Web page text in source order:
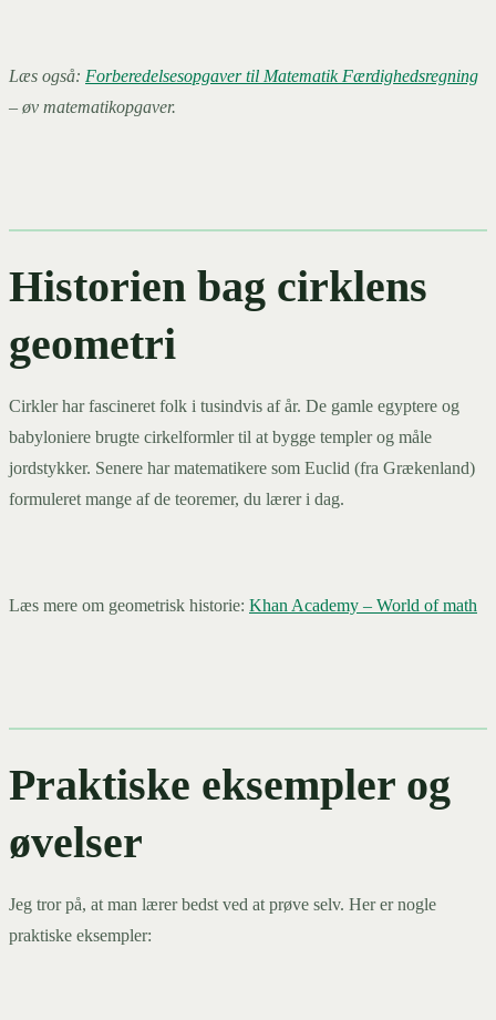
Læs også: Forberedelsesopgaver til Matematik Færdighedsregning
– øv matematikopgaver.
Historien bag cirklens
geometri
Cirkler har fascineret folk i tusindvis af år. De gamle egyptere og
babyloniere brugte cirkelformler til at bygge templer og måle
jordstykker. Senere har matematikere som Euclid (fra Grækenland)
formuleret mange af de teoremer, du lærer i dag.
Læs mere om geometrisk historie: Khan Academy – World of math
Praktiske eksempler og
øvelser
Jeg tror på, at man lærer bedst ved at prøve selv. Her er nogle
praktiske eksempler: